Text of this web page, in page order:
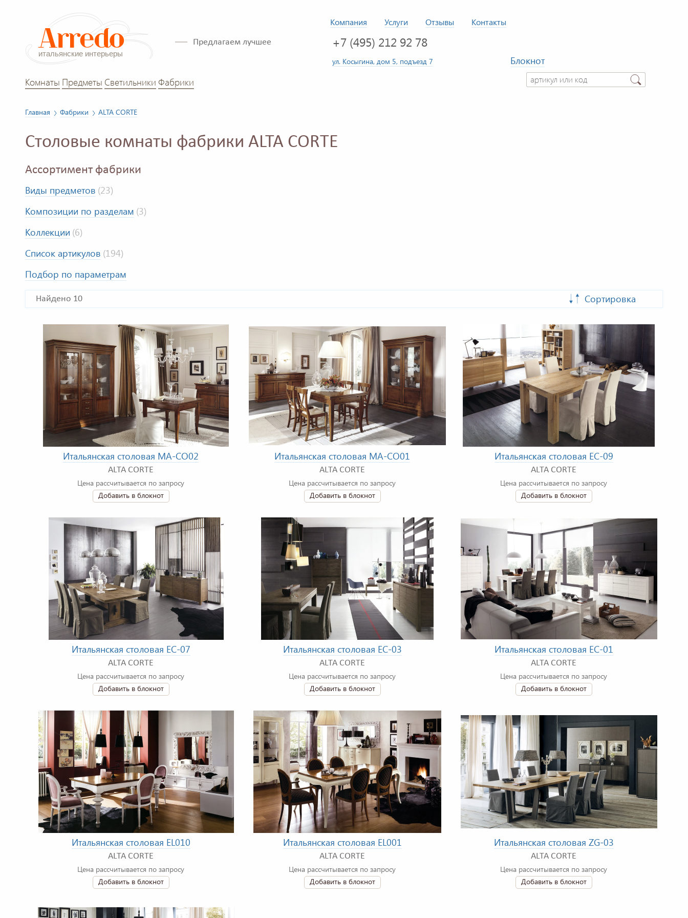
Компания Услуги Отзывы Контакты
Предлагаем лучшее +7 (495) 212 92 78
ул. Косыгина, дом 5, подъезд 7
Блокнот
Комнаты Предметы Светильники Фабрики
Главная Фабрики ALTA CORTE
Столовые комнаты фабрики ALTA CORTE
Ассортимент фабрики
Виды предметов (23)
Композиции по разделам (3)
Коллекции (6)
Список артикулов (194)
Подбор по параметрам
Найдено 10 Сортировка
Итальянская столовая MA-CO02
ALTA CORTE
Цена рассчитывается по запросу
Добавить в блокнот
Итальянская столовая MA-CO01
ALTA CORTE
Цена рассчитывается по запросу
Добавить в блокнот
Итальянская столовая EC-09
ALTA CORTE
Цена рассчитывается по запросу
Добавить в блокнот
Итальянская столовая EC-07
ALTA CORTE
Цена рассчитывается по запросу
Добавить в блокнот
Итальянская столовая EC-03
ALTA CORTE
Цена рассчитывается по запросу
Добавить в блокнот
Итальянская столовая EC-01
ALTA CORTE
Цена рассчитывается по запросу
Добавить в блокнот
Итальянская столовая EL010
ALTA CORTE
Цена рассчитывается по запросу
Добавить в блокнот
Итальянская столовая EL001
ALTA CORTE
Цена рассчитывается по запросу
Добавить в блокнот
Итальянская столовая ZG-03
ALTA CORTE
Цена рассчитывается по запросу
Добавить в блокнот